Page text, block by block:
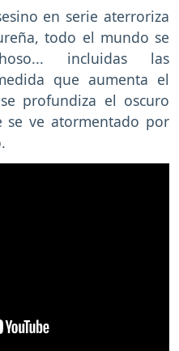
en serie aterroriza
todo el mundo se
incluidas las
que aumenta el
profundiza el oscuro
se ve atormentado por